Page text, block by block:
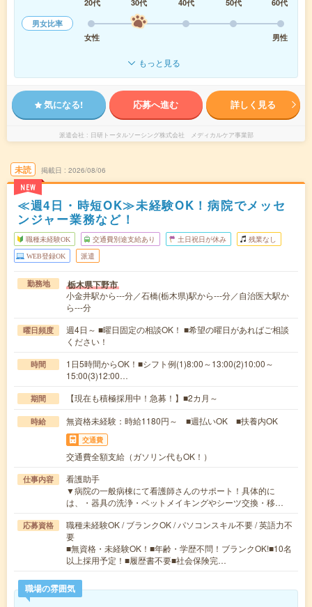
20代 30代 40代 50代
60代
男女比率
女性
男性
もっと見る
気になる! 応募へ進む 詳しく見る
派遣会社 日研トータルソーシング株式会社 メディカルケア事業部
未読
NEW
掲載日 2026/08/06
≪週4日・時短OK≫未経験OK！病院でメッセ
ンジャー業務など！
職種未経験OK 交通費別途支給あり 土日祝日が休み 残業なし
WEB登録OK 派遣
勤務地 栃木県下野市
小金井駅から---分／石橋(栃木県)駅から---分／自治医大駅か
ら---分
曜日頻度
週4日～ ■曜日固定の相談OK！ ■希望の曜日があればご相談
ください！
時間
1日5時間からOK！■シフト例(1)8:00～13:00(2)10:00～
15:00(3)12:00…
期間 【現在も積極採用中！急募！】■2カ月～
時給 無資格未経験：時給1180円～ ■週払いOK ■扶養内OK
交通費
交通費全額支給（ガソリン代もOK！）
仕事内容
看護助手
▼病院の一般病棟にて看護師さんのサポート！具体的に
は、・器具の洗浄・ベットメイキングやシーツ交換・移…
応募資格
職種未経験OK / ブランクOK / パソコンスキル不要 / 英語力不
要
■無資格・未経験OK！■年齢・学歴不問！ブランクOK!■10名
以上採用予定！■履歴書不要■社会保険完…
職場の雰囲気